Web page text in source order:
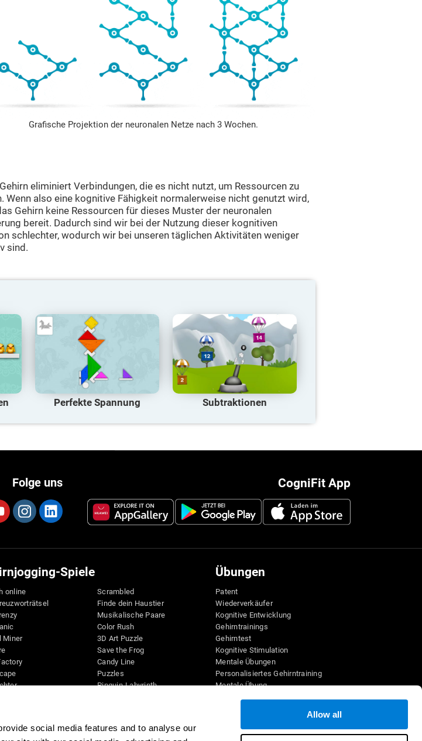
social media features and to analyse our
Allow all
Grafische Projektion der neuronalen Netze nach 3 Wochen.
eliminiert Verbindungen, die es nicht nutzt, um Ressourcen zu
Wenn also eine kognitive Fähigkeit normalerweise nicht genutzt wird,
Gehirn keine Ressourcen für dieses Muster der neuronalen
bereit. Dadurch sind wir bei der Nutzung dieser kognitiven
schlechter, wodurch wir bei unseren täglichen Aktivitäten weniger
sind.
Perfekte Spannung Subtraktionen
CogniFit App
Folge uns
Spiele
online
Miner
Scrambled
Finde dein Haustier
Musikalische Paare
Color Rush
3D Art Puzzle
Save the Frog
Candy Line
Puzzles
Pinguin-Labyrinth
Spiele für mentale
Übungen
Patent
Wiederverkäufer
Kognitive Entwicklung
Gehirntrainings
Gehirntest
Kognitive Stimulation
Mentale Übungen
Personalisiertes Gehirntraining
Mentale Übung
Gehirnschlachten